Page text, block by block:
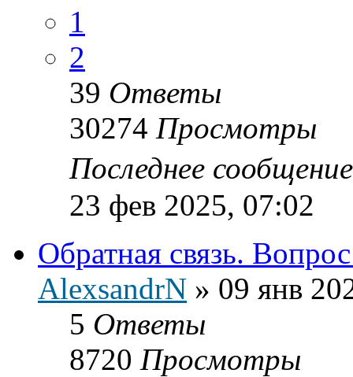
1
2
39 Ответы
30274 Просмотры
Последнее
23 фев 2025, 07:02
Обратная связь.
AlexsandrN » 09 янв
5 Ответы
8720 Просмотры